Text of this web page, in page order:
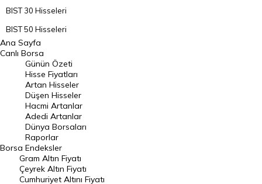
BIST 30 Hisseleri
BIST 50 Hisseleri
BIST 100 Hisseleri
En Çok Artan Hisseler
En Çok Düşen Hisseler
Hacmi Artanlar
Geçmiş Kapanışlar
Dünya Borsaları
Raporlar
Endeksler
Ana Sayfa
Canlı Borsa
Borsa
Günün Özeti
Hisse Fiyatları
Artan Hisseler
Düşen Hisseler
Hacmi Artanlar
Adedi Artanlar
Dünya Borsaları
Raporlar
Endeksler
Gram Altın Fiyatı
Çeyrek Altın Fiyatı
Cumhuriyet Altını Fiyatı